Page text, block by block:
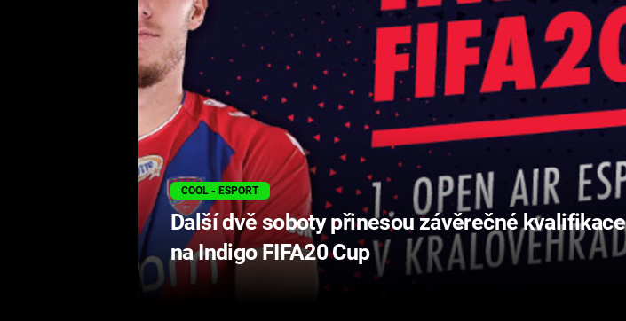
COOL - ESPORT
Další dvě soboty přinesou závěrečné kvalifikace
na Indigo FIFA20 Cup